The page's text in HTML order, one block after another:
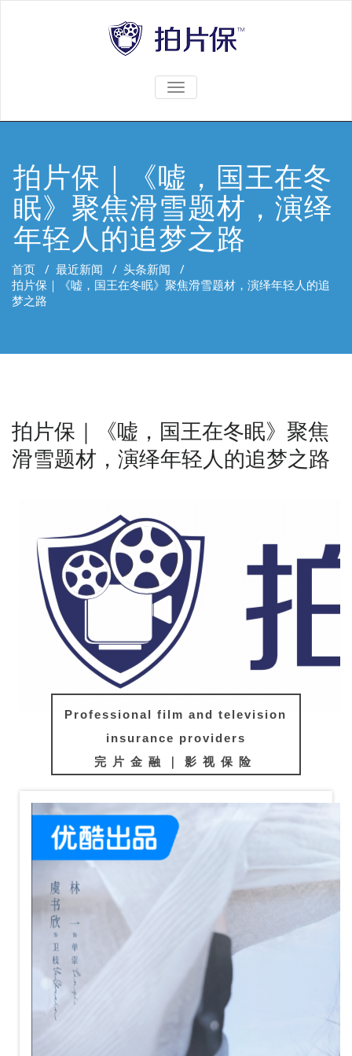
TOGGLE
拍片保｜《嘘，国王在冬
眠》聚焦滑雪题材，演绎
年轻人的追梦之路
首页 / 最近新闻 / 头条新闻 /
拍片保｜《嘘，国王在冬眠》聚焦滑雪题材，演绎年轻人的追
梦之路
拍片保｜《嘘，国王在冬眠》聚焦
滑雪题材，演绎年轻人的追梦之路
Professional film and television
insurance providers
完片金融｜影视保险